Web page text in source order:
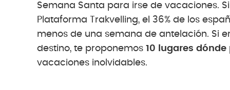
Semana Santa para irse de vacaciones.
Plataforma Trakvelling, el 36% de los
menos de una semana de antelación. Si
destino, te proponemos 10 lugares
vacaciones inolvidables.